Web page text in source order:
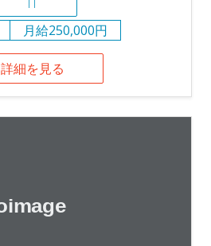
月給250,000円
詳細を見る